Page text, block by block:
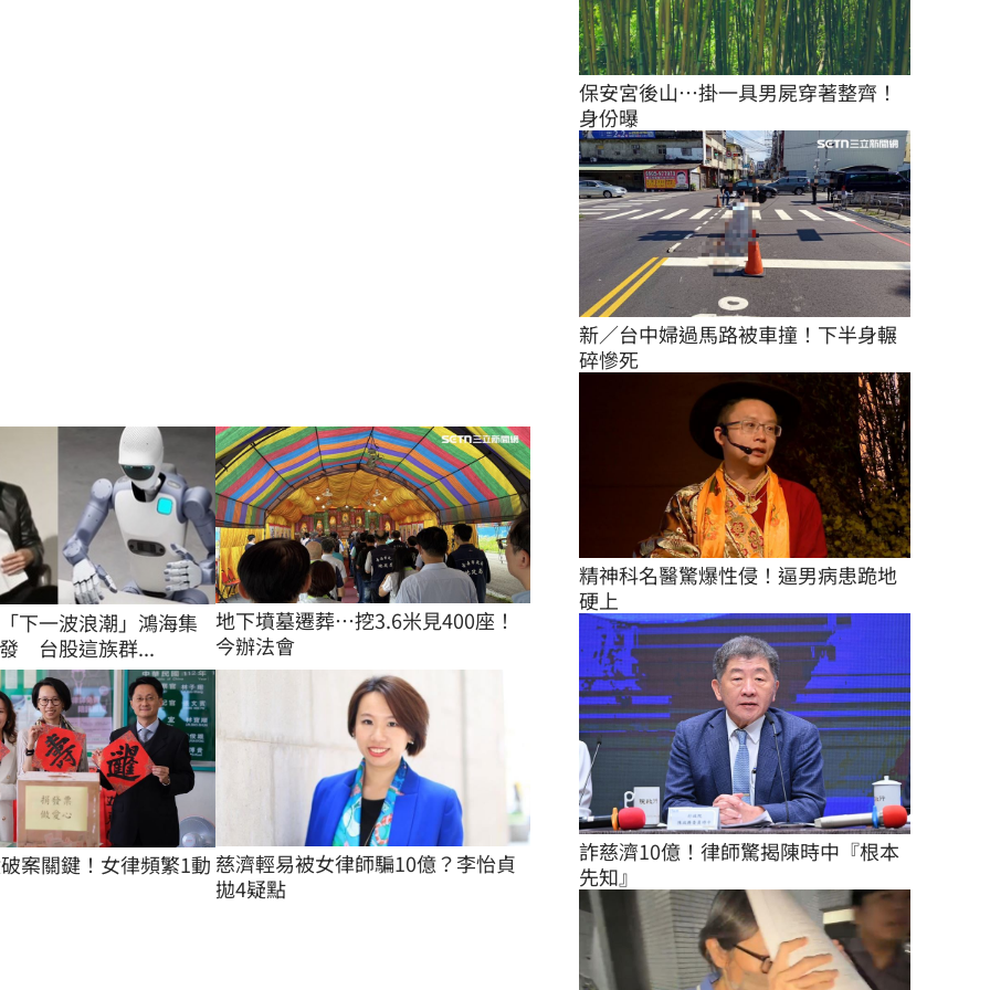
下一波浪潮」鴻海集
台股這族群...
地下墳墓遷葬…挖3.6米見400座！
今辦法會
案關鍵！女律頻繁1動 慈濟輕易被女律師騙10億？李怡貞
拋4疑點
保安宮後山…掛一具男屍穿著整齊！
身份曝
新／台中婦過馬路被車撞！下半身輾
碎慘死
精神科名醫驚爆性侵！逼男病患跪地
硬上
詐慈濟10億！律師驚揭陳時中『根本
先知』